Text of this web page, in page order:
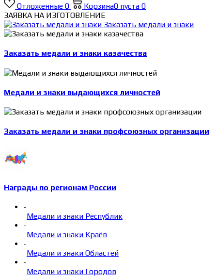
Отложенные 0 Корзина0 пуста 0
ЗАЯВКА НА ИЗГОТОВЛЕНИЕ
Заказать медали и знаки
Заказать медали и знаки казачества
Медали и знаки выдающихся личностей
Заказать медали и знаки профсоюзных организации
Награды по регионам России
-
Медали и знаки Республик
-
Медали и знаки Краёв
-
Медали и знаки Областей
-
Медали и знаки Городов